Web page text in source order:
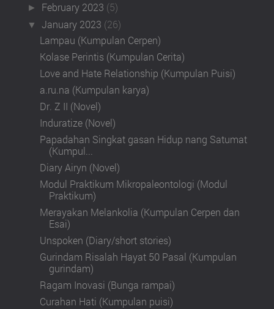
► February 2023 (5)
▼January 2023 (26)
Lampau (Kumpulan Cerpen)
Kolase Perintis (Kumpulan Cerita)
Love and Hate Relationship (Kumpulan Puisi)
a.ru.na (Kumpulan karya)
Dr. Z II (Novel)
Induratize (Novel)
Papadahan Singkat gasan Hidup nang Satumat
(Kumpul...
Diary Airyn (Novel)
Modul Praktikum Mikropaleontologi (Modul
Praktikum)
Merayakan Melankolia (Kumpulan Cerpen dan
Esai)
Unspoken (Diary/short stories)
Gurindam Risalah Hayat 50 Pasal (Kumpulan
gurindam)
Ragam Inovasi (Bunga rampai)
Curahan Hati (Kumpulan puisi)